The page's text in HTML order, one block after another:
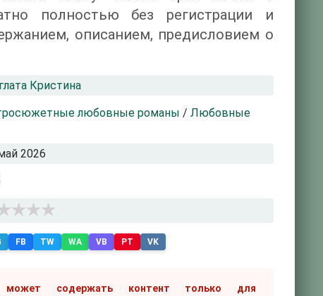
полностью без регистрации и
описанием, предисловием о
Кристина
любовные романы / Любовные
2026
FB TW WA VB PT VK
может содержать контент только для